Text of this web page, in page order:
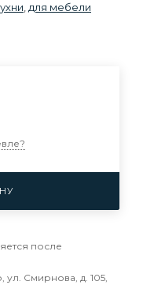
для мебели
после
ул. Смирнова, д. 105,